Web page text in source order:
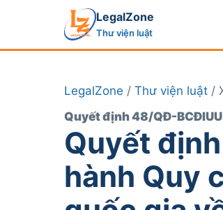
LegalZone
Thư viện luật
LegalZone / Thư viện luật /
Quyết định 48/QĐ-BCĐIUU
Quyết
hành Quy